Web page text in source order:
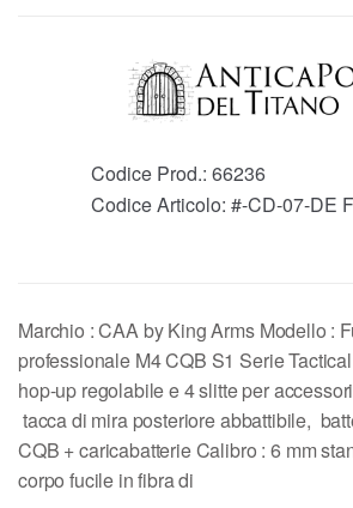
Codice Prod.: 66236
Codice Articolo: #-CD-07-DE
Marchio : CAA by King Arms Modello :
professionale M4 CQB S1 Serie
hop-up regolabile e 4 slitte per
tacca di mira posteriore abbattibile,
CQB + caricabatterie Calibro : 6 mm
corpo fucile in fibra di